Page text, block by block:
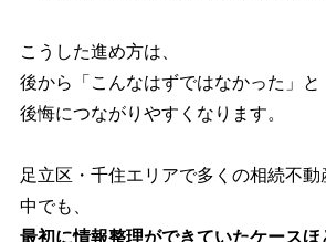
こうした進め方は、
後から「こんなはずではなかった」と
後悔につながりやすくなります。
足立区・千住エリアで多くの相続不動
中でも、
最初に情報整理ができていたケースほ